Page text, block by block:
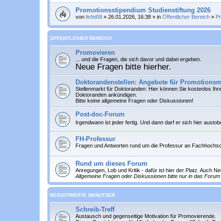
Promotionsstipendium Studienstiftung 2026
von lisfel08 » 26.01.2026, 16:38 » in Öffentlicher Bereich »
ÖFFENTLICHER BEREICH
Promovieren
... und die Fragen, die sich davor und dabei ergeben.
Neue Fragen bitte hierher.
Doktorandenstellen: Angebote für
Stellenmarkt für Doktoranden: Hier können Sie kostenlos
Doktoranden ankündigen.
Bitte keine allgemeine Fragen oder Diskussionen!
Post-doc-Forum
Irgendwann ist jeder fertig. Und dann darf er sich hier
FH-Professur
Fragen und Antworten rund um die Professur an
Rund um dieses Forum
Anregungen, Lob und Kritik - dafür ist hier der Platz. Auch
Allgemeine Fragen oder Diskussionen bitte nur in das
REGISTRIERTE BENUTZER
Schreib-Treff
Austausch und gegenseitige Motivation für Promovierende.